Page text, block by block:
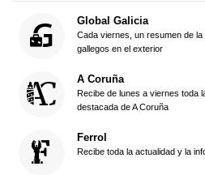
Global Galicia
Cada viernes, un resumen de
gallegos en el exterior
A Coruña
Recibe de lunes a viernes toda
destacada de A Coruña
Ferrol
Recibe toda la actualidad y la